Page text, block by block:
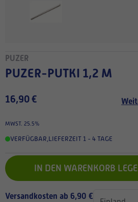
PUZER
PUZER-PUTKI 1,2 M
16,90 €
MWST. 25.5%
VERFÜGBAR LIEFERZEIT 1 - 4 TAGE
IN DEN WARENKORB
Versandkosten ab 6,90 €